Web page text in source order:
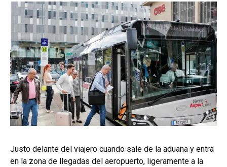
Justo delante del viajero cuando sale de la aduana y entra
en la zona de llegadas del aeropuerto, ligeramente a la